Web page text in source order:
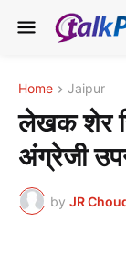
Home Jaipur
लेखक शेर
अंग्रेजी
by JR